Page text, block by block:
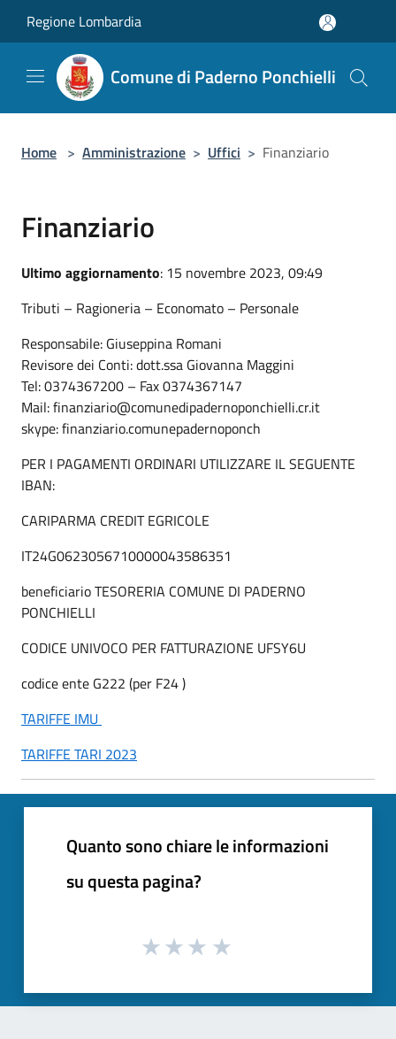
Regione Lombardia
Comune di Paderno Ponchielli
Home > Amministrazione > Uffici > Finanziario
Finanziario
Ultimo aggiornamento: 15 novembre 2023, 09:49
Tributi – Ragioneria – Economato – Personale
Responsabile: Giuseppina Romani
Revisore dei Conti: dott.ssa Giovanna Maggini
Tel: 0374367200 – Fax 0374367147
Mail: finanziario@comunedipadernoponchielli.cr.it
skype: finanziario.comunepadernoponch
PER I PAGAMENTI ORDINARI UTILIZZARE IL SEGUENTE
IBAN:
CARIPARMA CREDIT EGRICOLE
IT24G0623056710000043586351
beneficiario TESORERIA COMUNE DI PADERNO
PONCHIELLI
CODICE UNIVOCO PER FATTURAZIONE UFSY6U
codice ente G222 (per F24 )
TARIFFE IMU
TARIFFE TARI 2023
Quanto sono chiare le informazioni
su questa pagina?